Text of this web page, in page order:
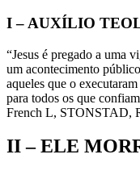
I – AUXÍLIO
“Jesus é pregado a uma
um acontecimento
aqueles que o
para todos os que
French L, STONSTAD,
II – ELE